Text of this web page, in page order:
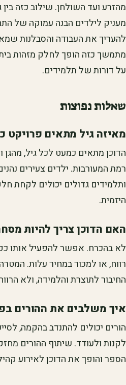
מהזרע ועד השולחן. שילוב כזה בין
מעניק לילדים הבנה עמוקה של
להעריך את העבודה והסבלנות
מתמשך כזה הופך לחלק מזהות
על דורות של תלמידים.
שאלות נפוצות
מאיזה גיל מתאים פרויקט
הדוכן מתאים כמעט לכל גיל,
רמת המעורבות. ילדים צעירים
ותלמידים גדולים יכולים לקחת
היזמית.
האם הדוכן צריך להיות
לא בהכרח. אפשר להפעיל אותו
רווח, או למכור במחיר עלות.
החיבור לתוצרת והלמידה, ולא
איך משלבים את ההורים
הורים יכולים להתנדב בהקמה,
לקנות ולעודד. שיתוף ההורים
הספר והופך את הדוכן לאירוע